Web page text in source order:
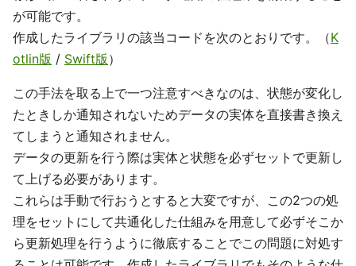
が可能です。
作成したライブラリの該当コードを次のとおりです。（K
otlin版 / Swift版 ）
この手法を取る上で一つ注意すべきなのは、状態が変化し
たときしか通知されないためデータの実体を直接書き換え
てしまうと通知されません。
データの更新を行う際は実体と状態を必ずセットで更新し
て上げる必要があります。
これらは手動で行おうとすると大変ですが、この2つの処
理をセットにして共通化した仕組みを用意して必ずそこか
ら更新処理を行うように徹底することでこの問題に対処す